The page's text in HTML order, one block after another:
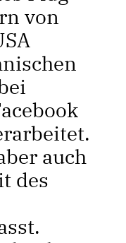
von
auch
des